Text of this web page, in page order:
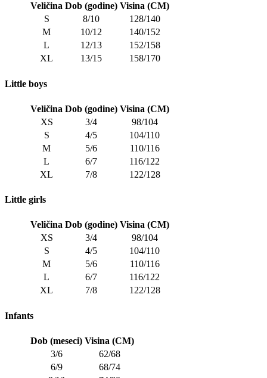
Veličina Dob (godine) Visina (CM)
S
8/10
128/140
M
10/12
140/152
L
12/13
152/158
XL
13/15 158/170
Little boys
Veličina Dob (godine) Visina (CM)
XS
3/4
98/104
S
4/5
104/110
M
5/6
110/116
L
6/7
116/122
XL
7/8 122/128
Little girls
Veličina Dob (godine) Visina (CM)
XS
3/4
98/104
S
4/5
104/110
M
5/6
110/116
L
6/7
116/122
XL
7/8 122/128
Infants
Dob (meseci) Visina (CM)
3/6
62/68
6/9
68/74